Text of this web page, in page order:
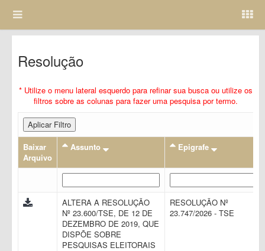
Resolução
* Utilize o menu lateral esquerdo para refinar sua busca ou utilize os
filtros sobre as colunas para fazer uma pesquisa por termo.
Aplicar Filtro
Baixar
Arquivo
Assunto Epigrafe
ALTERA A RESOLUÇÃO
Nº 23.600/TSE, DE 12 DE
DEZEMBRO DE 2019, QUE
DISPÕE SOBRE
PESQUISAS ELEITORAIS
RESOLUÇÃO Nº
23.747/2026 - TSE